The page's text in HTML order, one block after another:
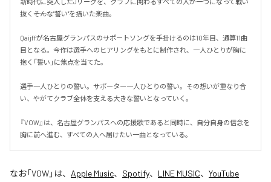
抜く――そんな"誓い"を描いた楽曲。
Qaijffが名古屋グランパスのサポートソングを手掛けるのは10年目、通算11曲
目となる。今作は選手へのヒアリングをもとに制作され、一人ひとりが胸に
抱く「誓い」に焦点を当てた。
選手一人ひとりの誓い。サポーター一人ひとりの誓い。その想いが重なり合
い、やがてクラブ全体を支える大きな誓いとなっていく。
『VOW』は、名古屋グランパスへの応援歌であると同時に、自分自身の信念を
胸に前へ進む、すべての人へ届けたい一曲となっている。
なお「VOW」は、 Apple Music、 Spotify、 LINE MUSIC、 YouTube